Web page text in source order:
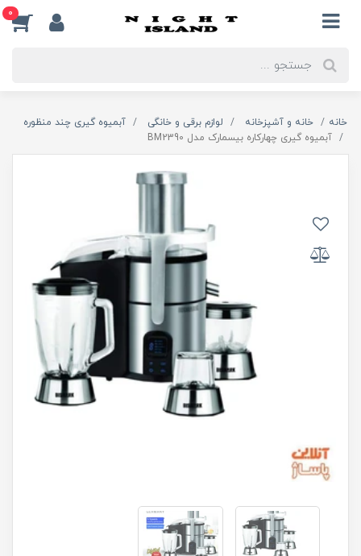
0
خانه خانه و آشپزخانه لوازم برقی و خانگی
آبمیوه گیری چند منظوره
آبمیوه گیری چهارکاره بیسمارک مدل BM2390